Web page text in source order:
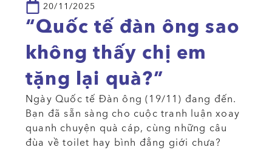
20/11/2025
“Quốc tế đàn ông sao
không thấy chị em
tặng lại quà?”
Ngày Quốc tế Đàn ông (19/11) đang đến.
Bạn đã sẵn sàng cho cuộc tranh luận xoay
quanh chuyện quà cáp, cùng những câu
đùa về toilet hay bình đẳng giới chưa?